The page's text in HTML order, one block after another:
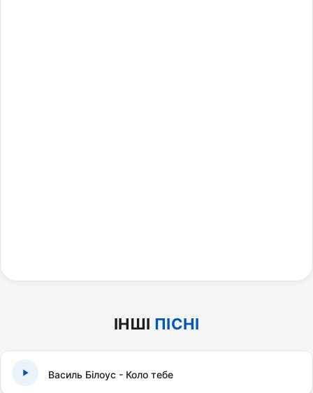
ІНШІ ПІСНІ
Василь Білоус - Коло тебе